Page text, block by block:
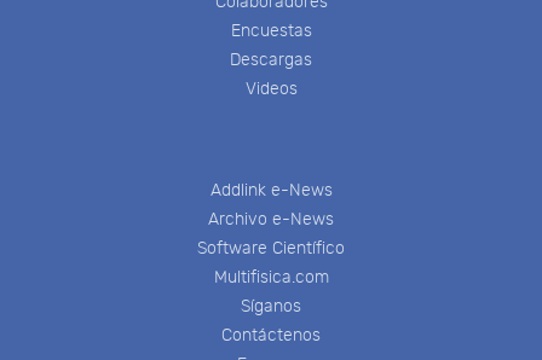
Encuestas
Descargas
Videos
Addlink e-News
Archivo e-News
Software Científico
Multifisica.com
Síganos
Contáctenos